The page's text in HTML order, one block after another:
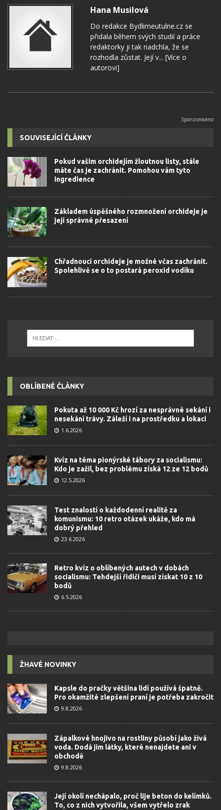
Hana Musilová
Do redakce Bydlimeutulne.cz se
přidala během svých studií a práce
redaktorky ji tak nadchla, že se
rozhodla zůstat. Její v... [Více o
autorovi]
SOUVISEJÍCÍ ČLÁNKY
Pokud vašim orchidejím žloutnou listy, stále
máte čas je zachránit. Pomohou vám tyto
ingredience
Základem úspěšného rozmnožení orchideje je
její správné přesazení
Chřadnoucí orchideje je možné včas zachránit.
Spolehlivě se o to postará peroxid vodíku
OBLÍBENÉ ČLÁNKY
Pokuta až 10 000 Kč hrozí za nesprávné sekání i
nesekání trávy. Záleží i na prostředku a lokaci
1.6.2026
Kvíz na téma pionýrské tábory za socialismu:
Kdo je zažil, bez problému získá 12 ze 12 bodů
12.5.2026
Test znalostí o každodenní realitě za
komunismu: 10 retro otázek ukáže, kdo má
dobrý přehled
23.6.2026
Retro kvíz o oblíbených autech v dobách
socialismu: Tehdejší řidiči musí získat 10 z 10
bodů
6.5.2026
ŽHAVÉ NOVINKY
Kapsle do pračky většina lidí používá špatně.
Pro okamžité zlepšení praní je potřeba zakročit
9.8.2026
Zápalkové hnojivo na rostliny působí jako živá
voda. Dodá jim látky, které nenajdete ani v
obchodě
9.8.2026
Její okolí nechápalo, proč lije beton do kelímků.
To, co z nich vytvořila, všem vytřelo zrak